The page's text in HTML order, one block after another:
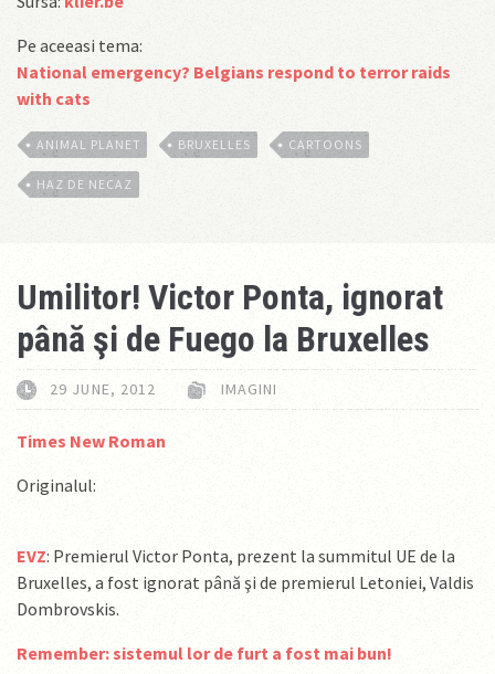
Pe aceeasi tema:
National emergency? Belgians respond to terror raids
with cats
ANIMAL PLANET BRUXELLES CARTOONS
HAZ DE NECAZ
Umilitor! Victor Ponta, ignorat
până şi de Fuego la Bruxelles
29 JUNE, 2012 IMAGINI
Times New Roman
Originalul:
EVZ: Premierul Victor Ponta, prezent la summitul UE de la
Bruxelles, a fost ignorat până şi de premierul Letoniei, Valdis
Dombrovskis.
Remember: sistemul lor de furt a fost mai bun!